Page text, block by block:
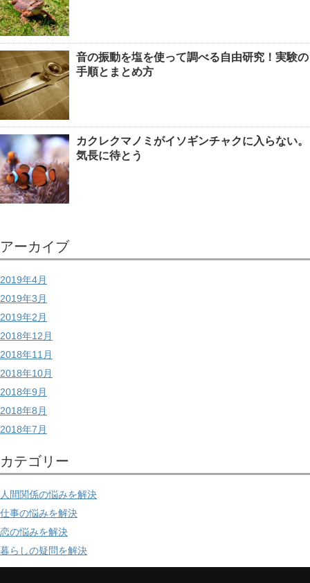
音の振動を塩を使って調べる自由研究！実験の
手順とまとめ方
カクレクマノミがイソギンチャクに入らない。
気長に待とう
アーカイブ
2019年4月
2019年3月
2019年2月
2018年12月
2018年11月
2018年10月
2018年9月
2018年8月
2018年7月
カテゴリー
人間関係の悩みを解決
仕事の悩みを解決
恋の悩みを解決
暮らしの疑問を解決